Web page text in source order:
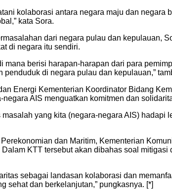
kolaborasi antara negara maju dan
kata Sora.
dari negara pulau dan kepulauan,
di negara itu sendiri.
mana berisi harapan-harapan dari para
di negara pulau dan kepulauan,”
Energi Kementerian Koordinator Bidang
AIS menguatkan komitmen dan
yang kita (negara-negara AIS)
dan Maritim, Kementerian
KTT tersebut akan dibahas soal
sebagai landasan kolaborasi dan
sehat dan berkelanjutan,” pungkasnya. [*]